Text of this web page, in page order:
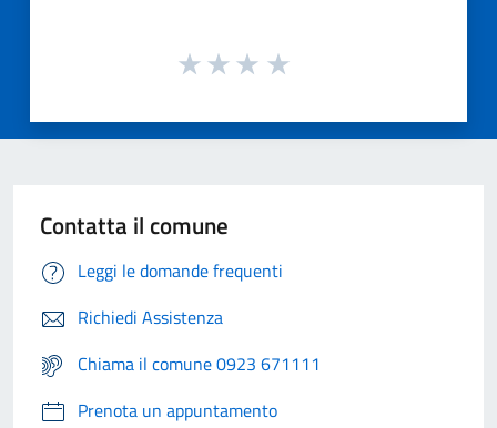
Contatta il comune
Leggi le domande frequenti
Richiedi Assistenza
Chiama il comune 0923 671111
Prenota un appuntamento